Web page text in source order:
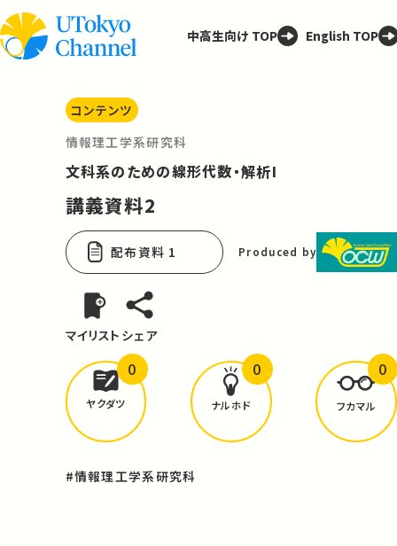
中高生向け TOP English TOP
コンテンツ
情報理工学系研究科
文科系のための線形代数・解析I
講義資料2
配布資料 1 Produced by
マイリスト シェア
どんな学びがありましたか？
ヤクダツ
0
ナルホド
0
フカマル
0
#情報理工学系研究科